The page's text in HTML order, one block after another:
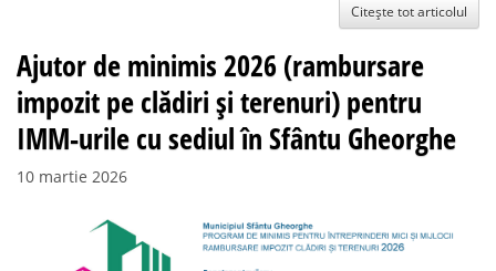
Citește tot articolul
Ajutor de minimis 2026 (rambursare
impozit pe clădiri și terenuri) pentru
IMM-urile cu sediul în Sfântu Gheorghe
10 martie 2026